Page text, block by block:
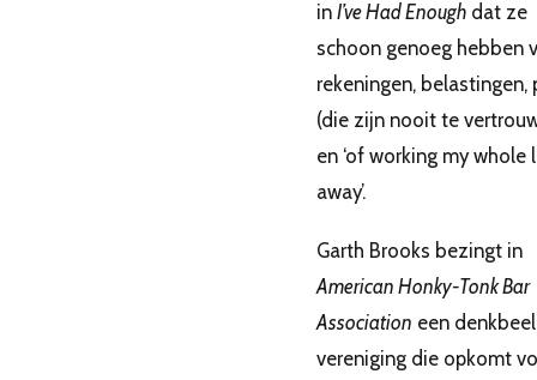
in I’ve Had Enough dat ze
schoon genoeg hebben
rekeningen, belastingen,
(die zijn nooit te
en ‘of working my whole
away’.
Garth Brooks bezingt in
American Honky-Tonk Bar
Association een
vereniging die opkomt